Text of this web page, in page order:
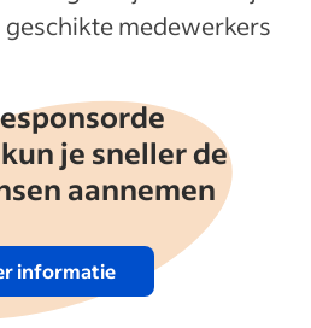
medewerkers
je sneller de
aannemen
informatie